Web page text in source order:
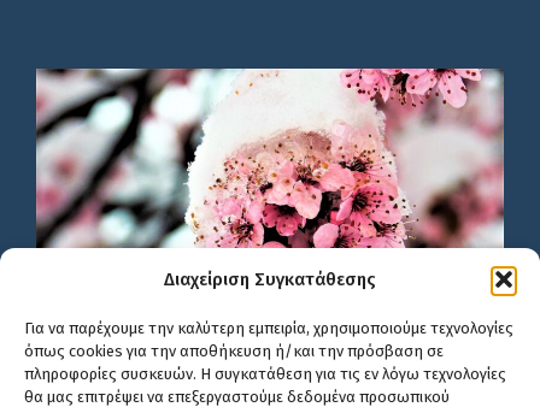
Διαχείριση Συγκατάθεσης
Για να παρέχουμε την καλύτερη εμπειρία, χρησιμοποιούμε τεχνολογίες
όπως cookies για την αποθήκευση ή/και την πρόσβαση σε
πληροφορίες συσκευών. Η συγκατάθεση για τις εν λόγω τεχνολογίες
θα μας επιτρέψει να επεξεργαστούμε δεδομένα προσωπικού